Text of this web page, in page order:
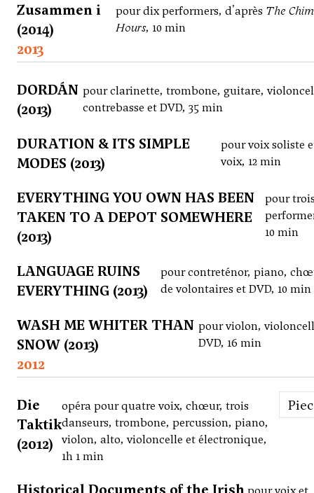
Zusammen i
(2014)
pour dix performers, d'après The
Hours, 10 min
2013
DORDÁN
(2013)
pour clarinette, trombone, guitare,
contrebasse et DVD, 35 min
DURATION & ITS SIMPLE
MODES (2013)
pour voix soliste
voix, 12 min
EVERYTHING YOU OWN HAS BEEN
TAKEN TO A DEPOT SOMEWHERE
(2013)
pour
10 min
LANGUAGE RUINS
EVERYTHING (2013)
pour contreténor, piano,
de volontaires et DVD, 10 min
WASH ME WHITER THAN
SNOW (2013)
pour violon,
DVD, 16 min
2012
Die
Taktik
(2012)
opéra pour quatre voix, chœur, trois
danseurs, trombone, percussion, piano,
violon, alto, violoncelle et électronique,
1h 1 min